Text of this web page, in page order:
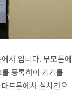
서 입니다. 부모폰에
등록하여 기기를
트폰에서 실시간으